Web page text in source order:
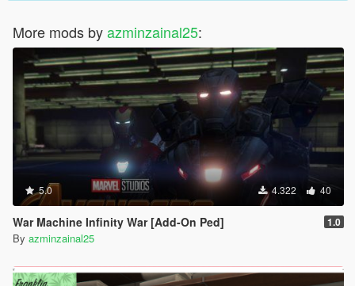
More mods byazminzainal25:
5.0 4.322 40
War Machine Infinity War [Add-On Ped] 1.0
By azminzainal25